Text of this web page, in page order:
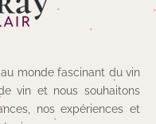
monde fascinant du vin
vin et nous souhaitons
nos expériences et